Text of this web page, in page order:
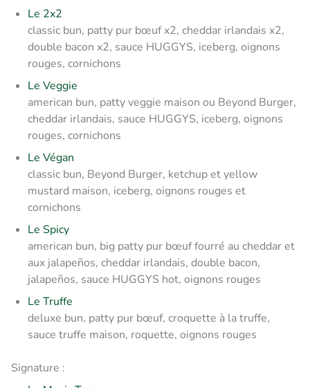
Le 2x2
classic bun, patty pur bœuf x2, cheddar irlandais x2,
double bacon x2, sauce HUGGYS, iceberg, oignons
rouges, cornichons
Le Veggie
american bun, patty veggie maison ou Beyond Burger,
cheddar irlandais, sauce HUGGYS, iceberg, oignons
rouges, cornichons
Le Végan
classic bun, Beyond Burger, ketchup et yellow
mustard maison, iceberg, oignons rouges et
cornichons
Le Spicy
american bun, big patty pur bœuf fourré au cheddar et
aux jalapeños, cheddar irlandais, double bacon,
jalapeños, sauce HUGGYS hot, oignons rouges
Le Truffe
deluxe bun, patty pur bœuf, croquette à la truffe,
sauce truffe maison, roquette, oignons rouges
Signature :